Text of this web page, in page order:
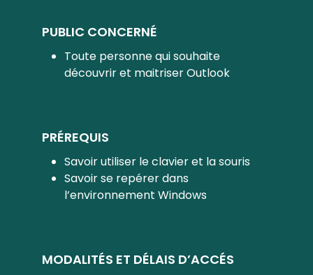
PUBLIC CONCERNÉ
Toute personne qui souhaite
découvrir et maitriser Outlook
PRÉREQUIS
Savoir utiliser le clavier et la souris
Savoir se repérer dans
l’environnement Windows
MODALITÉS ET DÉLAIS D’ACCÉS